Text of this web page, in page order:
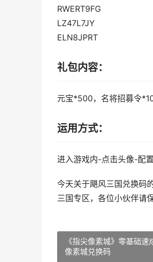
RWERT9FG
LZ47L7JY
ELN8JPRT
礼包内容：
元宝*500，名将招募令
运用方式：
进入游戏内-点击头像-配
今天关于飓风三国兑换码
三国专区，各位小伙伴请
《指尖像素城》零基础
像素城兑换码